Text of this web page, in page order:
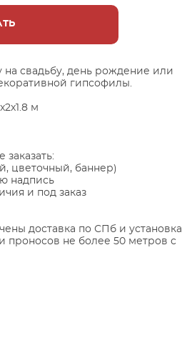
на свадьбу, день рождение или
гипсофилы.
м
цветочный, баннер)
надпись
и под заказ
доставка по СПб и установка
проносов не более 50 метров с